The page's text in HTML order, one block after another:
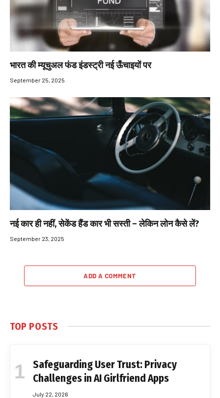
भारत की म्यूचुअल फंड इंडस्ट्री नई ऊँचाइयों पर
September 25, 2025
नई कार ही नहीं, सेकेंड हैंड कार भी सस्ती – लेकिन लोन कैसे लें?
September 23, 2025
ADD A COMMENT
TOP POSTS
Safeguarding User Trust: Privacy
Challenges in AI Girlfriend Apps
July 22, 2026